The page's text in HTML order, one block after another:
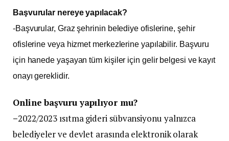
Başvurular nereye yapılacak?
-Başvurular, Graz şehrinin belediye ofislerine, şehir
ofislerine veya hizmet merkezlerine yapılabilir. Başvuru
için hanede yaşayan tüm kişiler için gelir belgesi ve kayıt
onayı gereklidir.
Online başvuru yapılıyor mu?
–2022/2023 ısıtma gideri sübvansiyonu yalnızca
belediyeler ve devlet arasında elektronik olarak